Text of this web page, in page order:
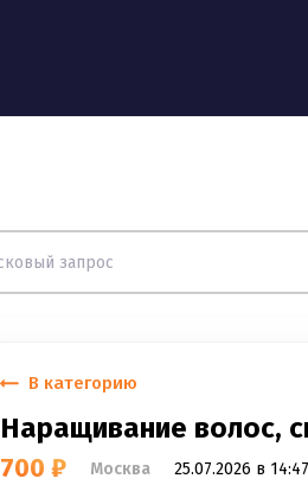
В категорию
Наращивание волос,
700 ₽ Москва 25.07.2026 в 14:47